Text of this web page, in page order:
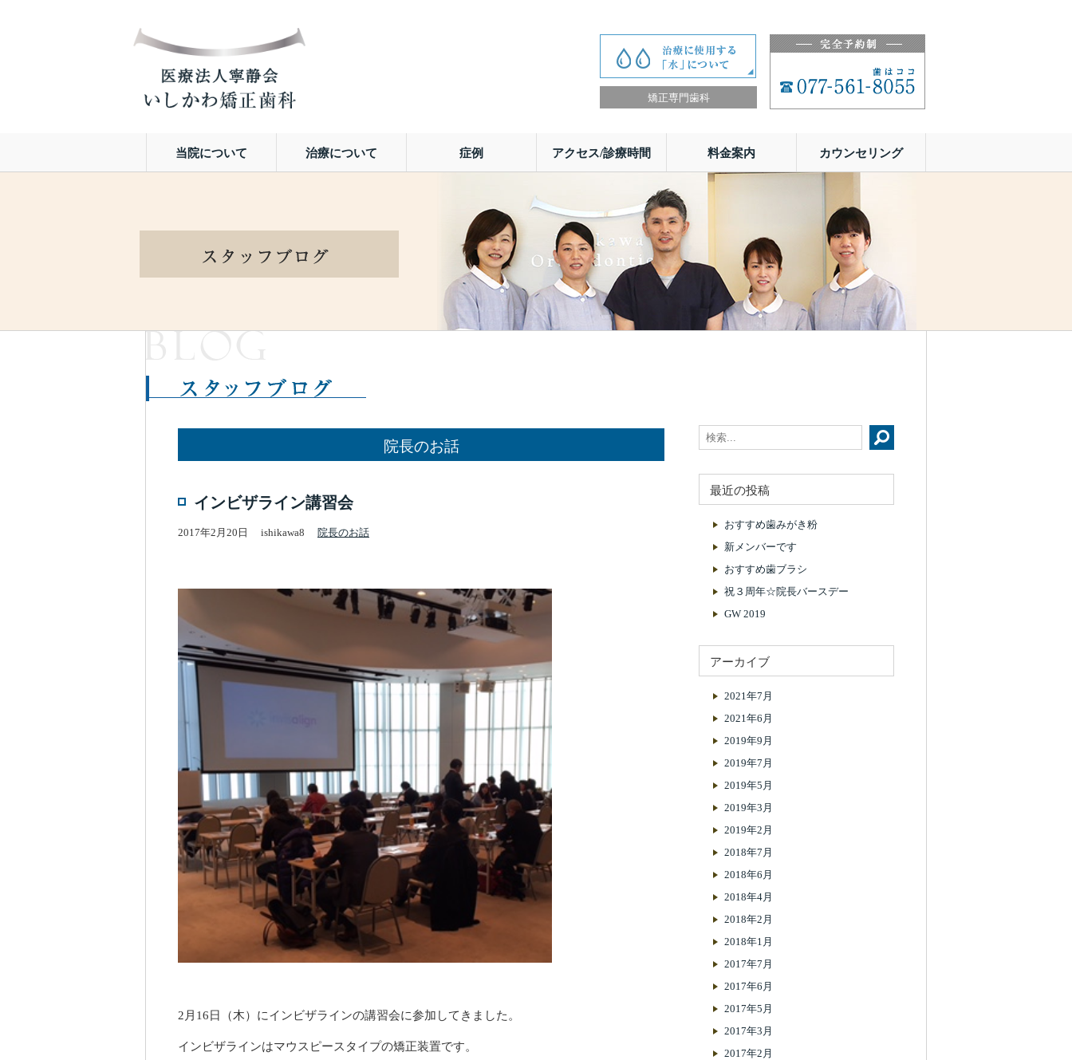
矯正専門歯科
当院について 治療について 症例 アクセス/診療時間 料金案内 カウンセリング
院長のお話
インビザライン講習会
2017年2月20日 ishikawa8 院長のお話
2月16日（木）にインビザラインの講習会に参加してきました。
インビザラインはマウスピースタイプの矯正装置です。
最近の投稿
おすすめ歯みがき粉
新メンバーです
おすすめ歯ブラシ
祝３周年☆院長バースデー
GW 2019
アーカイブ
2021年7月
2021年6月
2019年9月
2019年7月
2019年5月
2019年3月
2019年2月
2018年7月
2018年6月
2018年4月
2018年2月
2018年1月
2017年7月
2017年6月
2017年5月
2017年3月
2017年2月